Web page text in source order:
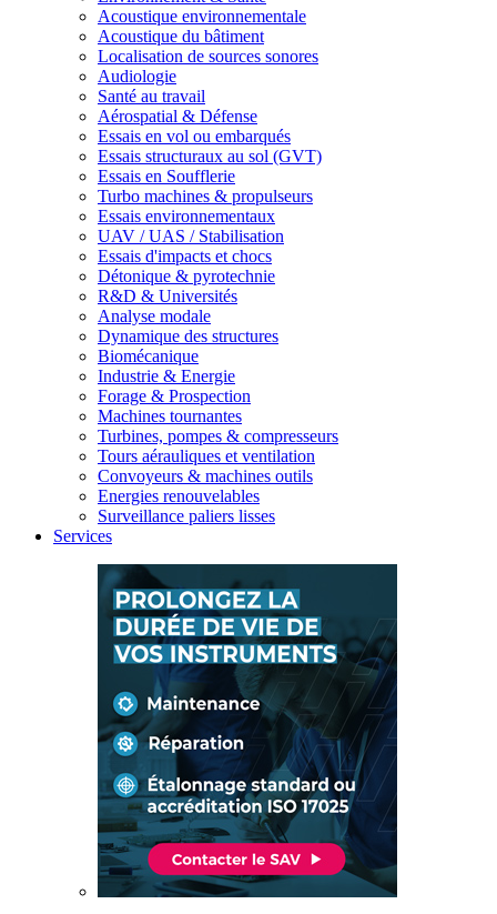
Acoustique environnementale
Acoustique du bâtiment
Localisation de sources sonores
Audiologie
Santé au travail
Aérospatial & Défense
Essais en vol ou embarqués
Essais structuraux au sol (GVT)
Essais en Soufflerie
Turbo machines & propulseurs
Essais environnementaux
UAV / UAS / Stabilisation
Essais d'impacts et chocs
Détonique & pyrotechnie
R&D & Universités
Analyse modale
Dynamique des structures
Biomécanique
Industrie & Energie
Forage & Prospection
Machines tournantes
Turbines, pompes & compresseurs
Tours aérauliques et ventilation
Convoyeurs & machines outils
Energies renouvelables
Surveillance paliers lisses
Services